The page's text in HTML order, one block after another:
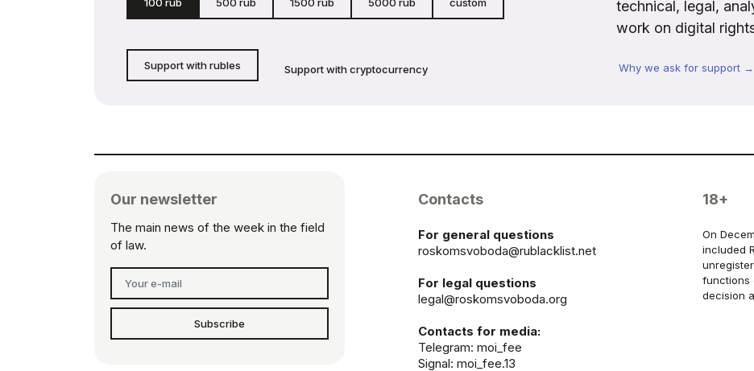
Support with rubles Support with cryptocurrency
technical, legal,
work on digital
Why we ask for support →
Our newsletter
The main news of the week in the field
of law.
Subscribe
Contacts
For general questions
roskomsvoboda@rublacklist.net
For legal questions
legal@roskomsvoboda.org
Contacts for media:
Telegram: moi_fee
Signal: moi_fee.13
18+
On
included
functions
decision